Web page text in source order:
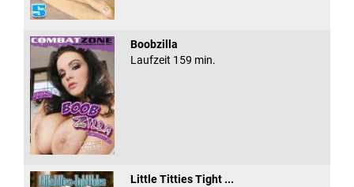
Boobzilla
Laufzeit 159 min.
Little Titties Tight ...